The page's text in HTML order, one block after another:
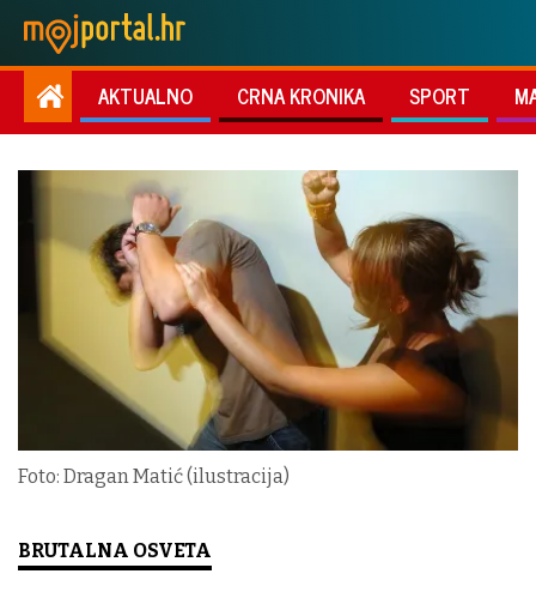
AKTUALNO CRNA KRONIKA SPORT
Foto: Dragan Matić (ilustracija)
BRUTALNA OSVETA